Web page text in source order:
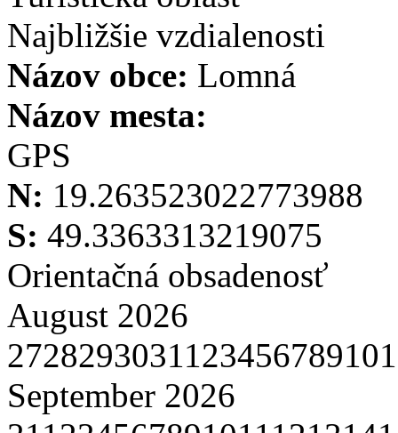
Najbližšie vzdialenosti
Názov obce: Lomná
Názov mesta:
GPS
N: 19.263523022773988
S: 49.3363313219075
Orientačná obsadenosť
August 2026
272829303112345678910
September 2026